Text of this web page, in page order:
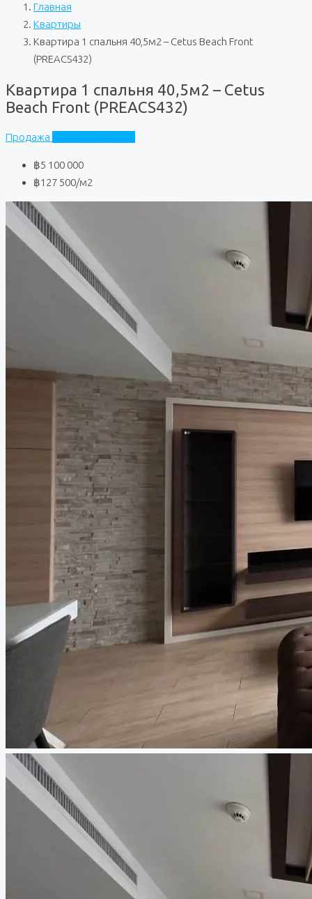
Главная
Квартиры
Квартира 1 спальня 40,5м2 – Cetus Beach Front
(PREACS432)
Квартира 1 спальня 40,5м2 – Cetus
Beach Front (PREACS432)
Продажа
฿5 100 000
฿127 500/м2